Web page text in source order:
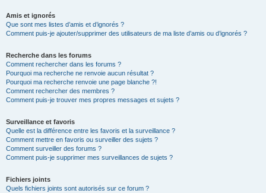
Amis et ignorés
Que sont mes listes d’amis et d’ignorés ?
Comment puis-je ajouter/supprimer des utilisateurs de ma liste d’amis ou d’ignorés ?
Recherche dans les forums
Comment rechercher dans les forums ?
Pourquoi ma recherche ne renvoie aucun résultat ?
Pourquoi ma recherche renvoie une page blanche ?!
Comment rechercher des membres ?
Comment puis-je trouver mes propres messages et sujets ?
Surveillance et favoris
Quelle est la différence entre les favoris et la surveillance ?
Comment mettre en favoris ou surveiller des sujets ?
Comment surveiller des forums ?
Comment puis-je supprimer mes surveillances de sujets ?
Fichiers joints
Quels fichiers joints sont autorisés sur ce forum ?